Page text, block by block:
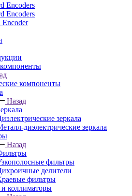
Encoders
Encoders
Encoder
компоненты
Назад
зеркала
диэлектрические зеркала
Назад
фильтры
делители
фильтры
коллиматоры